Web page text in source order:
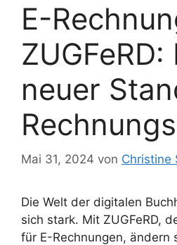
E-
ZUGFeRD:
neuer
Mai 31, 2024 von Christine
Die Welt der digitalen
sich stark. Mit ZUGFeRD,
für E-Rechnungen, ändern